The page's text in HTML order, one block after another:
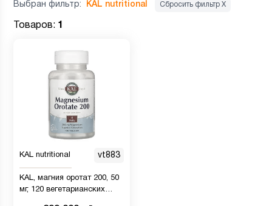
Выбран фильтр: KAL nutritional Сбросить фильтр Х
Товаров: 1
KAL nutritional vt883
KAL, магния оротат 200, 50
мг, 120 вегетарианских